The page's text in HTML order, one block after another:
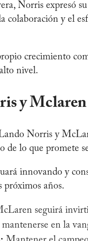
Norris expresó
colaboración y el
crecimiento
nivel.
y Mclaren
Norris y
de lo que promete
innovando y
próximos años.
seguirá
en la